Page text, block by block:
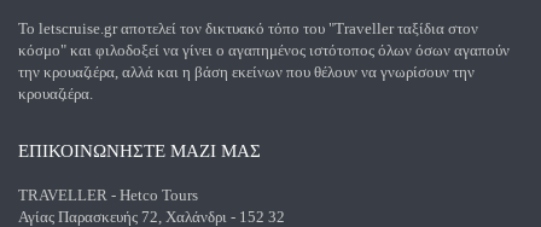
Το letscruise.gr αποτελεί τον δικτυακό τόπο του "Traveller ταξίδια στον
κόσμο" και φιλοδοξεί να γίνει ο αγαπημένος ιστότοπος όλων όσων αγαπούν
την κρουαζιέρα, αλλά και η βάση εκείνων που θέλουν να γνωρίσουν την
κρουαζιέρα.
ΕΠΙΚΟΙΝΩΝΗΣΤΕ ΜΑΖΙ ΜΑΣ
TRAVELLER - Hetco Tours
Αγίας Παρασκευής 72, Χαλάνδρι - 152 32